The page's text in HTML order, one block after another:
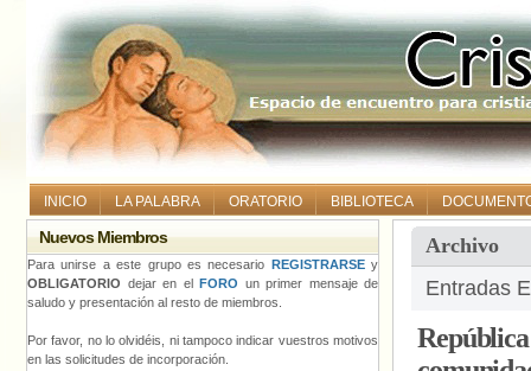
INICIO LA PALABRA ORATORIO BIBLIOTECA
Archivo
Entradas
Nuevos Miembros
Para unirse a este grupo es necesario REGISTRARSEy
OBLIGATORIO dejar en el FORO un primer mensaje de
saludo y presentación al resto de miembros.
Por favor, no lo olvidéis, ni tampoco indicar vuestros motivos
en las solicitudes de incorporación.